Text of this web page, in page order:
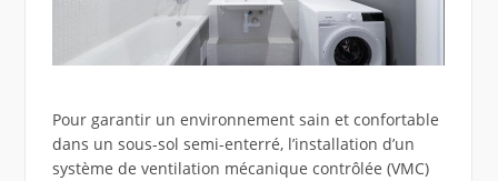
Pour garantir un environnement sain et confortable
dans un sous-sol semi-enterré, l’installation d’un
système de ventilation mécanique contrôlée (VMC)